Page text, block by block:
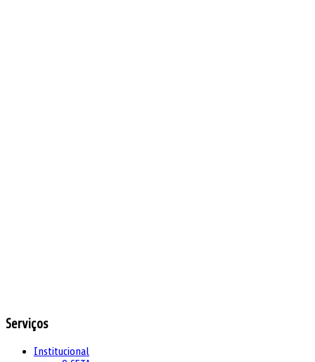
Serviços
Institucional